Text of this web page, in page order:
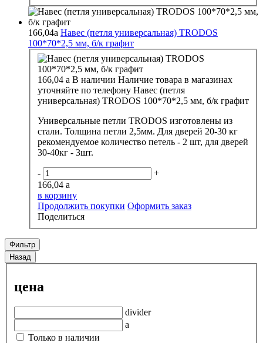
166,04a Навес (петля универсальная) TRODOS
100*70*2,5 мм, б/к графит
166,04 a В наличии Наличие товара в магазинах
уточняйте по телефону Навес (петля
универсальная) TRODOS 100*70*2,5 мм, б/к графит
Универсальные петли TRODOS изготовлены из
стали. Толщина петли 2,5мм. Для дверей 20-30 кг
рекомендуемое количество петель - 2 шт, для дверей
30-40кг - 3шт.
-
+
166,04 a
в корзину
Продолжить покупки Оформить заказ
Поделиться
Фильтр
Назад
цена
divider
a
Только в наличии